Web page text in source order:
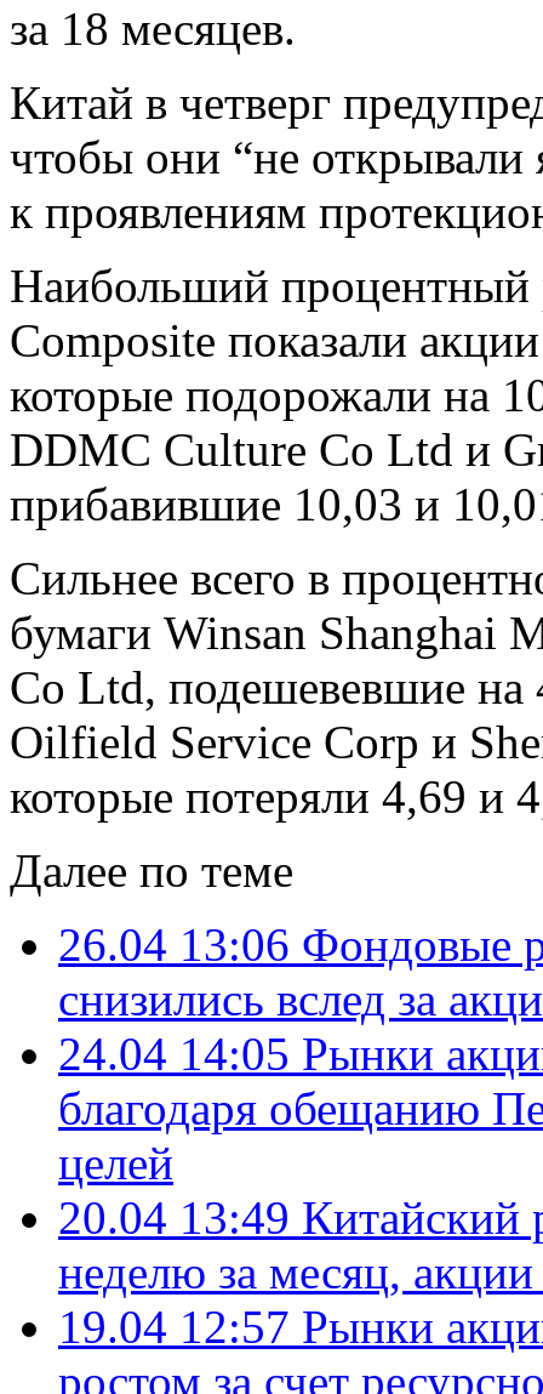
за 18 месяцев.
Китай в четверг
чтобы они “не
к проявлениям
Наибольший процентный
Composite показали
которые подорожали на
DDMC Culture Co Ltd и
прибавившие 10,03 и
Сильнее всего в
бумаги Winsan Shanghai
Co Ltd, подешевевшие на
Oilfield Service Corp и
которые потеряли 4,69 и
Далее по теме
26.04 13:06 Фондовые
снизились вслед за
24.04 14:05 Рынки
благодаря обещанию
целей
20.04 13:49
неделю за месяц,
19.04 12:57 Рынки
ростом за счет